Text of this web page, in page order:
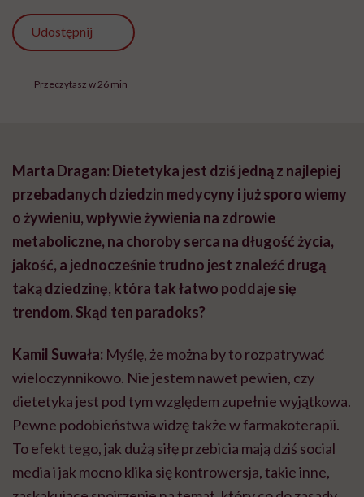
Udostępnij
Przeczytasz w 26 min
Marta Dragan: Dietetyka jest dziś jedną z najlepiej
przebadanych dziedzin medycyny i już sporo wiemy
o żywieniu, wpływie żywienia na zdrowie
metaboliczne, na choroby serca na długość życia,
jakość, a jednocześnie trudno jest znaleźć drugą
taką dziedzinę, która tak łatwo poddaje się
trendom. Skąd ten paradoks?
Kamil Suwała: Myślę, że można by to rozpatrywać
wieloczynnikowo. Nie jestem nawet pewien, czy
dietetyka jest pod tym względem zupełnie wyjątkowa.
Pewne podobieństwa widzę także w farmakoterapii.
To efekt tego, jak dużą siłę przebicia mają dziś social
media i jak mocno klika się kontrowersja, takie inne,